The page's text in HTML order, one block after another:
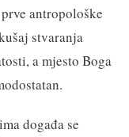
antropološke
stvaranja
a mjesto Boga
događa se